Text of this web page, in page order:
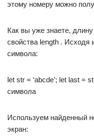
этому номеру можно
Как вы уже знаете,
свойства length . Исходя
символа:
let str = ‘abcde’; let last =
символа
Используем найденный
экран: